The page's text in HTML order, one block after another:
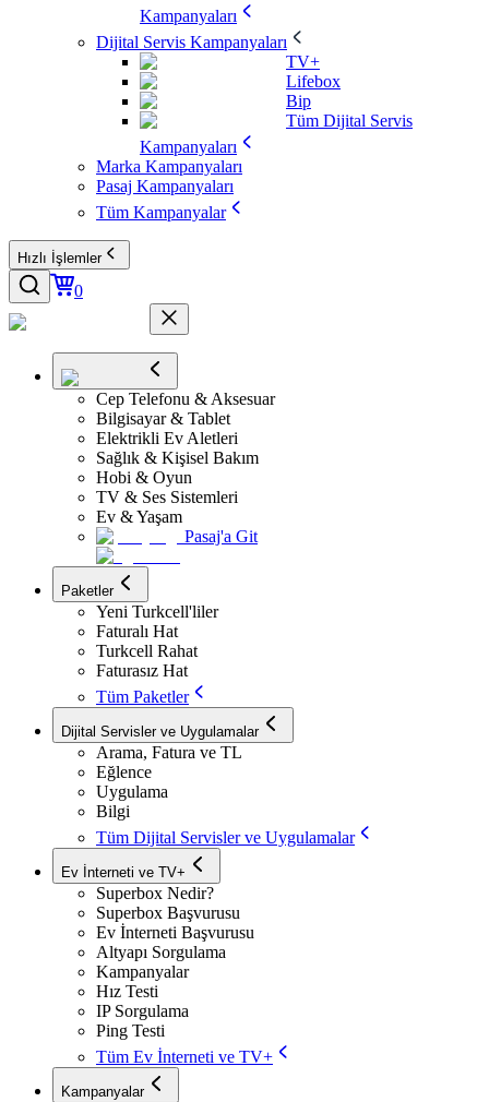
Kampanyaları
Dijital Servis Kampanyaları
TV+
Lifebox
Bip
Tüm Dijital Servis
Kampanyaları
Marka Kampanyaları
Pasaj Kampanyaları
Tüm Kampanyalar
Hızlı İşlemler
0
Cep Telefonu & Aksesuar
Bilgisayar & Tablet
Elektrikli Ev Aletleri
Sağlık & Kişisel Bakım
Hobi & Oyun
TV & Ses Sistemleri
Ev & Yaşam
Pasaj'a Git
Paketler
Yeni Turkcell'liler
Faturalı Hat
Turkcell Rahat
Faturasız Hat
Tüm Paketler
Dijital Servisler ve Uygulamalar
Arama, Fatura ve TL
Eğlence
Uygulama
Bilgi
Tüm Dijital Servisler ve Uygulamalar
Ev İnterneti ve TV+
Superbox Nedir?
Superbox Başvurusu
Ev İnterneti Başvurusu
Altyapı Sorgulama
Kampanyalar
Hız Testi
IP Sorgulama
Ping Testi
Tüm Ev İnterneti ve TV+
Kampanyalar